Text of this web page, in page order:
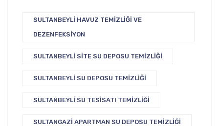
SULTANBEYLI HAVUZ TEMIZLIĞI VE
DEZENFEKSIYON
SULTANBEYLI SITE SU DEPOSU TEMIZLIĞI
SULTANBEYLI SU DEPOSU TEMIZLIĞI
SULTANBEYLI SU TESISATI TEMIZLIĞI
SULTANGAZI APARTMAN SU DEPOSU TEMIZLIĞI